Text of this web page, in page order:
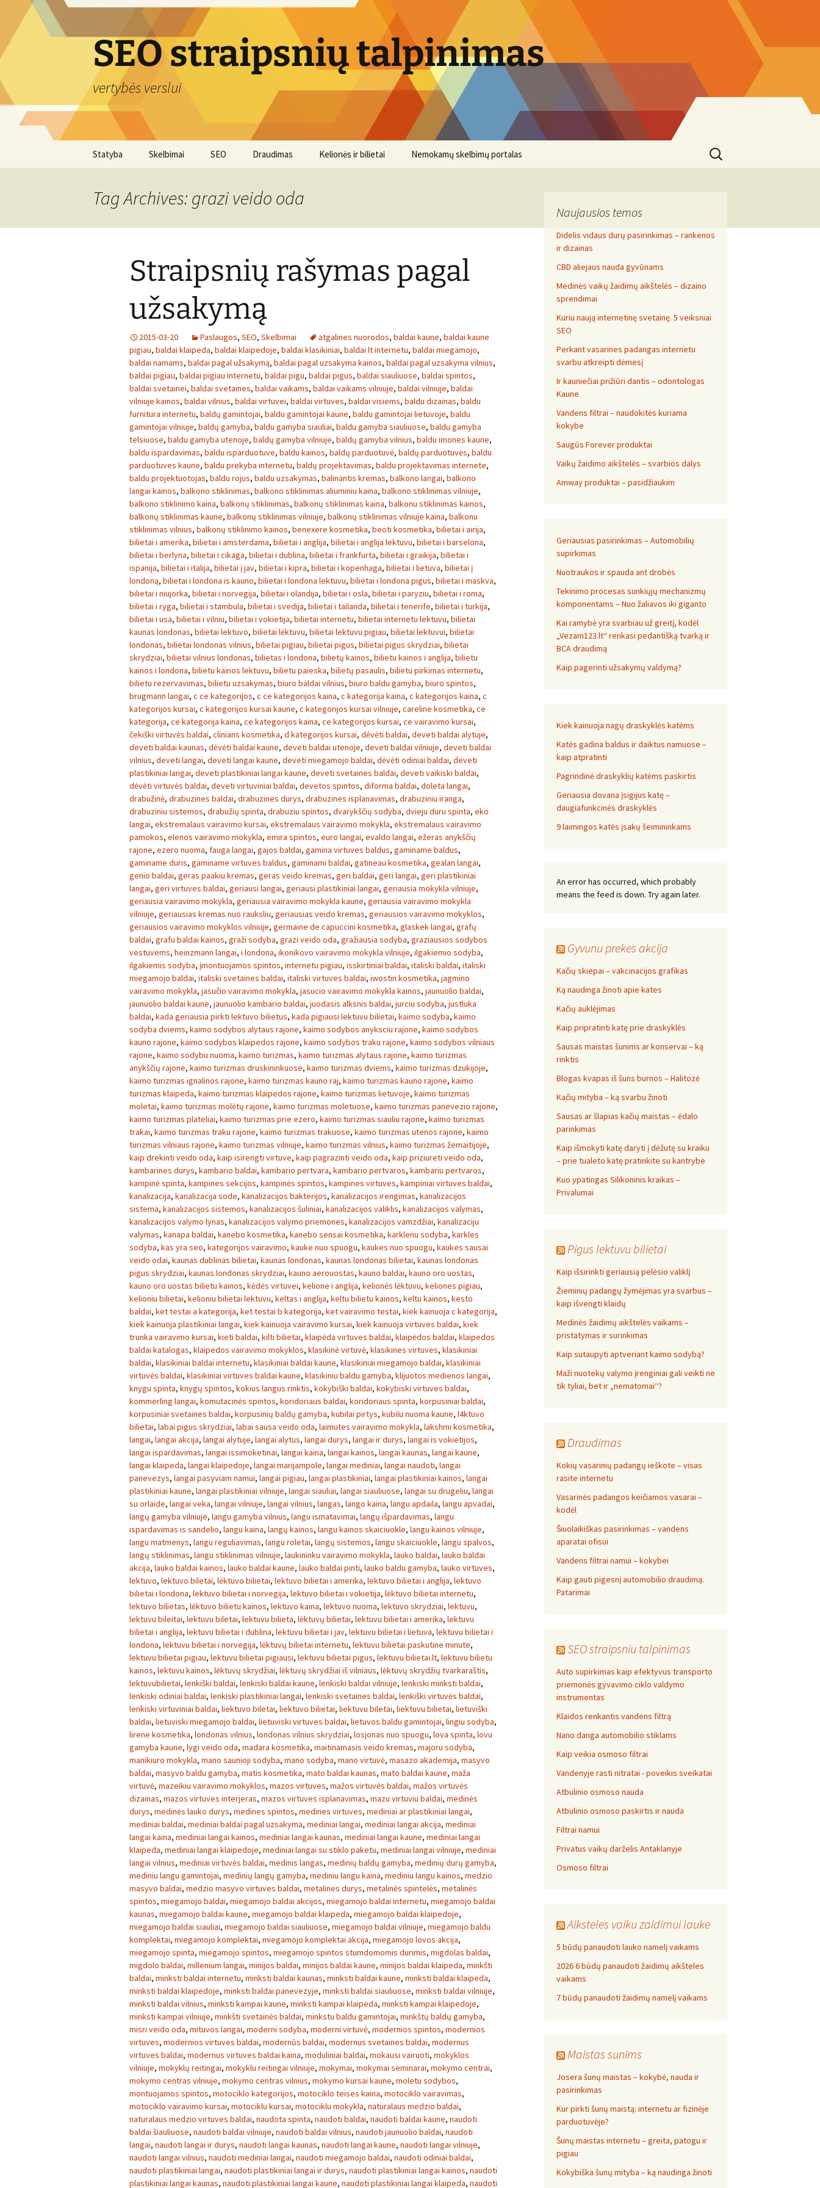
content
SEO straipsnių talpinimas
vertybės verslui
Statyba Skelbimai SEO Draudimas Kelionės ir bilietai Nemokamų skelbimų portalas
Search
for:
Tag Archives: grazi veido oda
Straipsnių rašymas pagal
užsakymą
2015-03-20 Paslaugos, SEO, Skelbimai atgalines nuorodos, baldai kaune, baldai kaune
pigiau, baldai klaipeda, baldai klaipedoje, baldai klasikiniai, baldai lt internetu, baldai miegamojo,
baldai namams, baldai pagal užsakymą, baldai pagal uzsakyma kainos, baldai pagal uzsakyma vilnius,
baldai pigiau, baldai pigiau internetu, baldai pigu, baldai pigus, baldai siauliuose, baldai spintos,
baldai svetainei, baldai svetaines, baldai vaikams, baldai vaikams vilniuje, baldai vilniuje, baldai
vilniuje kainos, baldai vilnius, baldai virtuvei, baldai virtuves, baldai visiems, baldu dizainas, baldu
furnitura internetu, baldų gamintojai, baldu gamintojai kaune, baldu gamintojai lietuvoje, baldu
gamintojai vilniuje, baldų gamyba, baldu gamyba siauliai, baldu gamyba siauliuose, baldu gamyba
telsiuose, baldu gamyba utenoje, baldų gamyba vilniuje, baldų gamyba vilnius, baldu imones kaune,
baldu ispardavimas, baldu isparduotuve, baldu kainos, baldų parduotuvė, baldų parduotuvės, baldu
parduotuves kaune, baldu prekyba internetu, baldų projektavimas, baldu projektavimas internete,
baldu projektuotojas, baldu rojus, baldu uzsakymas, balinantis kremas, balkono langai, balkono
langai kainos, balkono stiklinimas, balkono stiklinimas aliuminiu kaina, balkono stiklinimas vilniuje,
balkono stiklinimo kaina, balkonų stiklinimas, balkonų stiklinimas kaina, balkonu stiklinimas kainos,
balkonų stiklinimas kaune, balkonų stiklinimas vilniuje, balkonų stiklinimas vilniuje kaina, balkonu
stiklinimas vilnius, balkonų stiklinimo kainos, benexere kosmetika, beoti kosmetika, bilietai i airija,
bilietai i amerika, bilietai i amsterdama, bilietai i anglija, bilietai i anglija lektuvu, bilietai i barselona,
bilietai i berlyna, bilietai i cikaga, bilietai i dublina, bilietai i frankfurta, bilietai i graikija, bilietai i
ispanija, bilietai i italija, bilietai į jav, bilietai i kipra, bilietai i kopenhaga, bilietai i lietuva, bilietai į
londoną, bilietai i londona is kauno, bilietai i londona lektuvu, bilietai i londona pigus, bilietai i maskva,
bilietai i niujorka, bilietai i norvegija, bilietai i olandija, bilietai i osla, bilietai i paryziu, bilietai i roma,
bilietai i ryga, bilietai i stambula, bilietai i svedija, bilietai i tailanda, bilietai i tenerife, bilietai i turkija,
bilietai i usa, bilietai i vilniu, bilietai i vokietija, bilietai internetu, bilietai internetu lektuvu, bilietai
kaunas londonas, bilietai lektuvo, bilietai lėktuvu, bilietai lektuvu pigiau, bilietai lektuvui, bilietai
londonas, bilietai londonas vilnius, bilietai pigiau, bilietai pigus, bilietai pigus skrydziai, bilietai
skrydziai, bilietai vilnius londonas, bilietas i londona, bilietų kainos, bilietu kainos i anglija, bilietu
kainos i londona, bilietu kainos lektuvu, bilietu paieska, bilietų pasaulis, bilietu pirkimas internetu,
bilietu rezervavimas, bilietu uzsakymas, biuro baldai vilnius, biuro baldu gamyba, biuro spintos,
brugmann langai, c ce kategorijos, c ce kategorijos kaina, c kategorija kaina, c kategorijos kaina, c
kategorijos kursai, c kategorijos kursai kaune, c kategorijos kursai vilniuje, careline kosmetika, ce
kategorija, ce kategorija kaina, ce kategorijos kaina, ce kategorijos kursai, ce vairavimo kursai,
čekiški virtuvės baldai, clinians kosmetika, d kategorijos kursai, dėvėti baldai, deveti baldai alytuje,
deveti baldai kaunas, dėvėti baldai kaune, deveti baldai utenoje, deveti baldai vilniuje, deveti baldai
vilnius, deveti langai, deveti langai kaune, deveti miegamojo baldai, dėvėti odiniai baldai, deveti
plastikiniai langai, deveti plastikiniai langai kaune, deveti svetaines baldai, deveti vaikiski baldai,
dėvėti virtuvės baldai, deveti virtuviniai baldai, devetos spintos, diforma baldai, doleta langai,
drabužinė, drabuzines baldai, drabuzines durys, drabuzines isplanavimas, drabuziniu iranga,
drabuziniu sistemos, drabužių spinta, drabuziu spintos, dvarykščių sodyba, dvieju duru spinta, eko
langai, ekstremalaus vairavimo kursai, ekstremalaus vairavimo mokykla, ekstremalaus vairavimo
pamokos, elenos vairavimo mokykla, emira spintos, euro langai, evaldo langai, ežeras anykščių
rajone, ezero nuoma, fauga langai, gajos baldai, gamina virtuves baldus, gaminame baldus,
gaminame duris, gaminame virtuves baldus, gaminami baldai, gatineau kosmetika, gealan langai,
genio baldai, geras paakiu kremas, geras veido kremas, geri baldai, geri langai, geri plastikiniai
langai, geri virtuves baldai, geriausi langai, geriausi plastikiniai langai, geriausia mokykla vilniuje,
geriausia vairavimo mokykla, geriausia vairavimo mokykla kaune, geriausia vairavimo mokykla
vilniuje, geriausias kremas nuo rauksliu, geriausias veido kremas, geriausios vairavimo mokyklos,
geriausios vairavimo mokyklos vilniuje, germaine de capuccini kosmetika, glaskek langai, grafų
baldai, grafu baldai kainos, graži sodyba, grazi veido oda, gražiausia sodyba, graziausios sodybos
vestuvems, heinzmann langai, i londona, ikonikovo vairavimo mokykla vilniuje, ilgakiemio sodyba,
ilgakiemis sodyba, įmontuojamos spintos, internetu pigiau, isskirtiniai baldai, italiski baldai, italiski
miegamojo baldai, italiski svetaines baldai, italiski virtuves baldai, iwostin kosmetika, jagmino
vairavimo mokykla, jasučio vairavimo mokykla, jasucio vairavimo mokykla kainos, jaunuolio baldai,
jaunuolio baldai kaune, jaunuolio kambario baldai, juodasis alksnis baldai, jurciu sodyba, justluka
baldai, kada geriausia pirkti lektuvo bilietus, kada pigiausi lektuvu bilietai, kaimo sodyba, kaimo
sodyba dviems, kaimo sodybos alytaus rajone, kaimo sodybos anyksciu rajone, kaimo sodybos
kauno rajone, kaimo sodybos klaipedos rajone, kaimo sodybos traku rajone, kaimo sodybos vilniaus
rajone, kaimo sodybu nuoma, kaimo turizmas, kaimo turizmas alytaus rajone, kaimo turizmas
anykščių rajone, kaimo turizmas druskininkuose, kaimo turizmas dviems, kaimo turizmas dzukijoje,
kaimo turizmas ignalinos rajone, kaimo turizmas kauno raj, kaimo turizmas kauno rajone, kaimo
turizmas klaipeda, kaimo turizmas klaipedos rajone, kaimo turizmas lietuvoje, kaimo turizmas
moletai, kaimo turizmas molėtų rajone, kaimo turizmas moletuose, kaimo turizmas panevezio rajone,
kaimo turizmas plateliai, kaimo turizmas prie ezero, kaimo turizmas siauliu rajone, kaimo turizmas
trakai, kaimo turizmas traku rajone, kaimo turizmas trakuose, kaimo turizmas utenos rajone, kaimo
turizmas vilniaus rajone, kaimo turizmas vilniuje, kaimo turizmas vilnius, kaimo turizmas žemaitijoje,
kaip drekinti veido oda, kaip isirengti virtuve, kaip pagrazinti veido oda, kaip priziureti veido oda,
kambarines durys, kambario baldai, kambario pertvara, kambario pertvaros, kambariu pertvaros,
kampinė spinta, kampines sekcijos, kampinės spintos, kampines virtuves, kampiniai virtuves baldai,
kanalizacija, kanalizacija sode, kanalizacijos bakterijos, kanalizacijos irengimas, kanalizacijos
sistema, kanalizacijos sistemos, kanalizacijos šuliniai, kanalizacijos valiklis, kanalizacijos valymas,
kanalizacijos valymo lynas, kanalizacijos valymo priemones, kanalizacijos vamzdžiai, kanalizaciju
valymas, kanapa baldai, kanebo kosmetika, kanebo sensai kosmetika, karklenu sodyba, karkles
sodyba, kas yra seo, kategorijos vairavimo, kauke nuo spuogu, kaukes nuo spuogu, kaukes sausai
veido odai, kaunas dublinas bilietai, kaunas londonas, kaunas londonas bilietai, kaunas londonas
pigus skrydziai, kaunas londonas skrydziai, kauno aerouostas, kauno baldai, kauno oro uostas,
kauno oro uostas bilietu kainos, kėdės virtuvei, kelione i anglija, kelionės lėktuvu, keliones pigiau,
kelioniu bilietai, kelioniu bilietai lektuvu, keltas i anglija, keltu bilietu kainos, keltu kainos, kesto
baldai, ket testai a kategorija, ket testai b kategorija, ket vairavimo testai, kiek kainuoja c kategorija,
kiek kainuoja plastikiniai langai, kiek kainuoja vairavimo kursai, kiek kainuoja virtuves baldai, kiek
trunka vairavimo kursai, kieti baldai, kilti bilietai, klaipėda virtuves baldai, klaipėdos baldai, klaipedos
baldai katalogas, klaipedos vairavimo mokyklos, klasikinė virtuvė, klasikines virtuves, klasikiniai
baldai, klasikiniai baldai internetu, klasikiniai baldai kaune, klasikiniai miegamojo baldai, klasikiniai
virtuvės baldai, klasikiniai virtuves baldai kaune, klasikiniu baldu gamyba, klijuotos medienos langai,
knygu spinta, knygų spintos, kokius langus rinktis, kokybiški baldai, kokybiski virtuves baldai,
kommerling langai, komutacinės spintos, koridoriaus baldai, koridoriaus spinta, korpusiniai baldai,
korpusiniai svetaines baldai, korpusinių baldų gamyba, kubilai pirtys, kubilu nuoma kaune, l4ktuvo
bilietai, labai pigus skrydziai, labai sausa veido oda, laimutes vairavimo mokykla, lakshmi kosmetika,
langai, langai akcija, langai alytuje, langai alytus, langai durys, langai ir durys, langai is vokietijos,
langai ispardavimas, langai issimoketinai, langai kaina, langai kainos, langai kaunas, langai kaune,
langai klaipeda, langai klaipedoje, langai marijampole, langai mediniai, langai naudoti, langai
panevezys, langai pasyviam namui, langai pigiau, langai plastikiniai, langai plastikiniai kainos, langai
plastikiniai kaune, langai plastikiniai vilniuje, langai siauliai, langai siauliuose, langai su drugeliu, langai
su orlaide, langai veka, langai vilniuje, langai vilnius, langas, lango kaina, langu apdaila, langu apvadai,
langų gamyba vilniuje, langu gamyba vilnius, langu ismatavimai, langų išpardavimas, langu
ispardavimas is sandelio, langu kaina, langų kainos, langu kainos skaiciuokle, langu kainos vilniuje,
langu matmenys, langu reguliavimas, langu roletai, langų sistemos, langu skaiciuokle, langu spalvos,
langų stiklinimas, langu stiklinimas vilniuje, laukininku vairavimo mokykla, lauko baldai, lauko baldai
akcija, lauko baldai kainos, lauko baldai kaune, lauko baldai pinti, lauko baldu gamyba, lauko virtuves,
lektuvo, lektuvo biletai, lėktuvo bilietai, lektuvo bilietai i amerika, lektuvo bilietai i anglija, lektuvo
bilietai i londona, lektuvo bilietai i norvegija, lektuvo bilietai i vokietija, lėktuvo bilietai internetu,
lektuvo bilietas, lėktuvo bilietu kainos, lektuvo kaina, lektuvo nuoma, lektuvo skrydziai, lektuvu,
lektuvu bileitai, lektuvu biletai, lektuvu bilieta, lėktuvų bilietai, lektuvu bilietai i amerika, lektuvu
bilietai i anglija, lektuvu bilietai i dublina, lektuvu bilietai i jav, lektuvu bilietai i lietuva, lektuvu bilietai i
londona, lektuvu bilietai i norvegija, lėktuvų bilietai internetu, lektuvu bilietai paskutine minute,
lektuvu bilietai pigiau, lektuvu bilietai pigiausi, lektuvu bilietai pigus, lektuvu bilietai.lt, lektuvu bilietu
kainos, lektuvu kainos, lėktuvų skrydžiai, lėktuvų skrydžiai iš vilniaus, lėktuvų skrydžių tvarkaraštis,
lektuvubilietai, lenkiški baldai, lenkiski baldai kaune, lenkiski baldai vilniuje, lenkiski minksti baldai,
lenkiski odiniai baldai, lenkiski plastikiniai langai, lenkiski svetaines baldai, lenkiški virtuvės baldai,
lenkiski virtuviniai baldai, liektuvo biletai, liektuvo bilietai, liektuvu biletai, liektuvu bilietai, lietuviški
baldai, lietuviski miegamojo baldai, lietuviski virtuves baldai, lietuvos baldu gamintojai, lingiu sodyba,
lirene kosmetika, londonas vilnius, londonas vilnius skrydziai, losjonas nuo spuogu, lova spinta, lovu
gamyba kaune, lygi veido oda, madara kosmetika, maitinamasis veido kremas, majoru sodyba,
manikiuro mokykla, mano saunioji sodyba, mano sodyba, mano virtuvė, masazo akademija, masyvo
baldai, masyvo baldu gamyba, matis kosmetika, mato baldai kaunas, mato baldai kaune, maža
virtuvė, mazeikiu vairavimo mokyklos, mazos virtuves, mažos virtuvės baldai, mažos virtuvės
dizainas, mazos virtuves interjeras, mazos virtuves isplanavimas, mazu virtuviu baldai, medinės
durys, medinės lauko durys, medines spintos, medines virtuves, mediniai ar plastikiniai langai,
mediniai baldai, mediniai baldai pagal uzsakyma, mediniai langai, mediniai langai akcija, mediniai
langai kaina, mediniai langai kainos, mediniai langai kaunas, mediniai langai kaune, mediniai langai
klaipeda, mediniai langai klaipedoje, mediniai langai su stiklo paketu, mediniai langai vilniuje, mediniai
langai vilnius, mediniai virtuvės baldai, medinis langas, medinių baldų gamyba, medinių durų gamyba,
mediniu langu gamintojai, medinių langų gamyba, mediniu langu kaina, mediniu langu kainos, medzio
masyvo baldai, medzio masyvo virtuves baldai, metalines durys, metalinės spintelės, metalinės
spintos, miegamojo baldai, miegamojo baldai akcijos, miegamojo baldai internetu, miegamojo baldai
kaunas, miegamojo baldai kaune, miegamojo baldai klaipeda, miegamojo baldai klaipedoje,
miegamojo baldai siauliai, miegamojo baldai siauliuose, miegamojo baldai vilniuje, miegamojo baldu
komplektai, miegamojo komplektai, miegamojo komplektai akcija, miegamojo lovos akcija,
miegamojo spinta, miegamojo spintos, miegamojo spintos stumdomomis durimis, migdolas baldai,
migdolo baldai, millenium langai, minijos baldai, minijos baldai kaune, minijos baldai klaipeda, minkšti
baldai, minksti baldai internetu, minksti baldai kaunas, minksti baldai kaune, minksti baldai klaipeda,
minksti baldai klaipedoje, minksti baldai panevezyje, minksti baldai siauliuose, minksti baldai vilniuje,
minksti baldai vilnius, minksti kampai kaune, minksti kampai klaipeda, minksti kampai klaipedoje,
minksti kampai vilniuje, minkšti svetainės baldai, minkstu baldu gamintojai, minkštų baldų gamyba,
misri veido oda, mituvos langai, moderni sodyba, moderni virtuvė, modernios spintos, modernios
virtuves, modernios virtuves baldai, modernūs baldai, modernus svetaines baldai, modernus
virtuves baldai, modernus virtuves baldai kaina, moduliniai baldai, mokausi vairuoti, mokyklos
vilniuje, mokyklų reitingai, mokyklu reitingai vilniuje, mokymai, mokymai seminarai, mokymo centrai,
mokymo centras vilniuje, mokymo centras vilnius, mokymo kursai kaune, moletu sodybos,
montuojamos spintos, motociklo kategorijos, motociklo teises kaina, motociklo vairavimas,
motociklo vairavimo kursai, motociklu kursai, motociklu mokykla, naturalaus medzio baldai,
naturalaus medzio virtuves baldai, naudota spinta, naudoti baldai, naudoti baldai kaune, naudoti
baldai šiauliuose, naudoti baldai vilniuje, naudoti baldai vilnius, naudoti jaunuolio baldai, naudoti
langai, naudoti langai ir durys, naudoti langai kaunas, naudoti langai kaune, naudoti langai vilniuje,
naudoti langai vilnius, naudoti mediniai langai, naudoti miegamojo baldai, naudoti odiniai baldai,
naudoti plastikiniai langai, naudoti plastikiniai langai ir durys, naudoti plastikiniai langai kainos, naudoti
plastikiniai langai kaunas, naudoti plastikiniai langai kaune, naudoti plastikiniai langai klaipeda, naudoti
Naujausios temos
Didelis vidaus durų pasirinkimas – rankenos
ir dizainas
CBD aliejaus nauda gyvūnams
Medinės vaikų žaidimų aikštelės – dizaino
sprendimai
Kuriu naują internetinę svetainę. 5 veiksniai
SEO
Perkant vasarines padangas internetu
svarbu atkreipti dėmesį
Ir kauniečiai prižiūri dantis – odontologas
Kaune
Vandens filtrai – naudokitės kuriama
kokybe
Saugūs Forever produktai
Vaikų žaidimo aikštelės – svarbios dalys
Amway produktai – pasidžiaukim
Geriausias pasirinkimas – Automobilių
supirkimas
Nuotraukos ir spauda ant drobės
Tekinimo procesas sunkiųjų mechanizmų
komponentams – Nuo žaliavos iki giganto
Kai ramybė yra svarbiau už greitį, kodėl
„Vezam123.lt“ renkasi pedantišką tvarką ir
BCA draudimą
Kaip pagerinti užsakymų valdymą?
Kiek kainuoja nagų draskyklės katėms
Katės gadina baldus ir daiktus namuose –
kaip atpratinti
Pagrindinė draskyklių katėms paskirtis
Geriausia dovana įsigijus katę –
daugiafunkcinės draskyklės
9 laimingos katės įsakų šeimininkams
An error has occurred, which probably
means the feed is down. Try again later.
Gyvunu prekes akcija
Kačių skiepai – vakcinacijos grafikas
Ką naudinga žinoti apie kates
Kačių auklėjimas
Kaip pripratinti katę prie draskyklės
Sausas maistas šunims ar konservai – ką
rinktis
Blogas kvapas iš šuns burnos – Halitozė
Kačių mityba – ką svarbu žinoti
Sausas ar šlapias kačių maistas – ėdalo
parinkimas
Kaip išmokyti katę daryti į dėžutę su kraiku
– prie tualeto katę pratinkite su kantrybe
Kuo ypatingas Silikoninis kraikas –
Privalumai
Pigus lektuvu bilietai
Kaip išsirinkti geriausią pelėsio valiklį
Žieminių padangų žymėjimas yra svarbus –
kaip išvengti klaidų
Medinės žaidimų aikštelės vaikams –
pristatymas ir surinkimas
Kaip sutaupyti aptveriant kaimo sodybą?
Maži nuotekų valymo įrenginiai gali veikti ne
tik tyliai, bet ir „nematomai‘‘?
Draudimas
Kokių vasarinių padangų ieškote – visas
rasite internetu
Vasarinės padangos keičiamos vasarai –
kodėl
Šiuolaikiškas pasirinkimas – vandens
aparatai ofisui
Vandens filtrai namui – kokybei
Kaip gauti pigesnį automobilio draudimą.
Patarimai
SEO straipsniu talpinimas
Auto supirkimas kaip efektyvus transporto
priemonės gyvavimo ciklo valdymo
instrumentas
Klaidos renkantis vandens filtrą
Nano danga automobilio stiklams
Kaip veikia osmoso filtrai
Vandenyje rasti nitratai - poveikis sveikatai
Atbulinio osmoso nauda
Atbulinio osmoso paskirtis ir nauda
Filtrai namui
Privatus vaikų darželis Antaklanyje
Osmoso filtrai
Aiksteles vaiku zaidimui lauke
5 būdų panaudoti lauko namelį vaikams
2026 6 būdų panaudoti žaidimų aikšteles
vaikams
7 būdų panaudoti žaidimų namelį vaikams
Maistas sunims
Josera šunų maistas – kokybė, nauda ir
pasirinkimas
Kur pirkti šunų maistą: internetu ar fizinėje
parduotuvėje?
Šunų maistas internetu – greita, patogu ir
pigiau
Kokybiška šunų mityba – ką naudinga žinoti